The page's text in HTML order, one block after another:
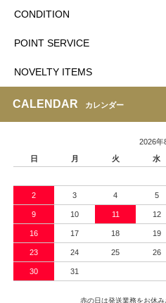
CONDITION
POINT SERVICE
NOVELTY ITEMS
CALENDAR カレンダー
2026年
日
月 火 水
2 3 4 5
9 10 11 12
16 17 18 19
23 24 25 26
30 31
赤の日は発送業務をお休み